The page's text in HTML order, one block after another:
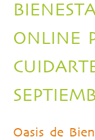
ONLINE
Oasis de